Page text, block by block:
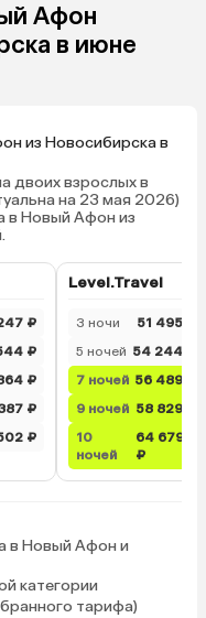
Афон
в июне
из Новосибирска в
двоих взрослых в
на 23 мая 2026)
в Новый Афон из
₽
₽
₽
₽
₽
Level.Travel
3 ночи
51 495 ₽
5 ночей 54 244 ₽
7 ночей 56 489 ₽
9 ночей 58 829 ₽
10
ночей
64 679
₽
в Новый Афон и
категории
тарифа)